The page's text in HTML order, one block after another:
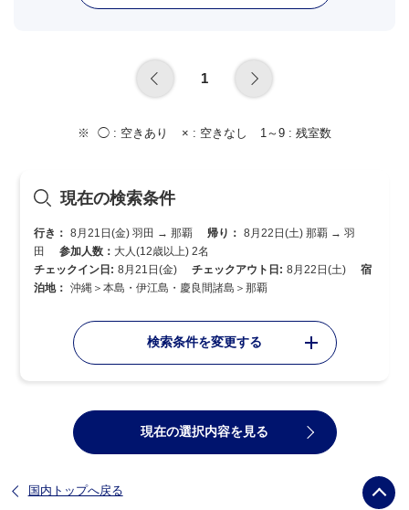
1
◯ : 空きあり × : 空きなし 1～9 : 残室数
現在の検索条件
行き： 8月21日(金) 羽田 → 那覇 帰り： 8月22日(土) 那覇 → 羽
田
参加人数： 大人(12歳以上) 2名
チェックイン日: 8月21日(金) チェックアウト日: 8月22日(土)
宿
泊地： 沖縄＞本島・伊江島・慶良間諸島＞那覇
検索条件を変更する
現在の選択内容を見る
国内トップへ戻る